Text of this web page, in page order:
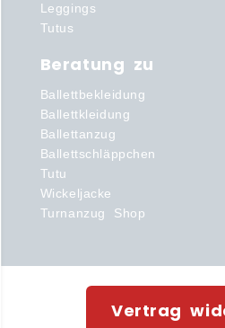
Leggings
Tutus
Beratung zu
Ballettbekleidung
Ballettkleidung
Ballettanzug
Ballettschläppchen
Tutu
Wickeljacke
Turnanzug Shop
Vertrag